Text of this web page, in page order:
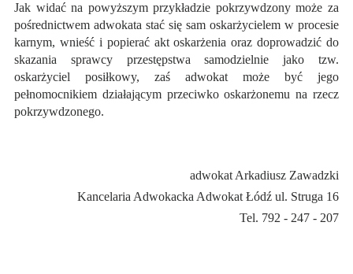
Jak widać na powyższym przykładzie pokrzywdzony może za
pośrednictwem adwokata stać się sam oskarżycielem w procesie
karnym, wnieść i popierać akt oskarżenia oraz doprowadzić do
skazania sprawcy przestępstwa samodzielnie jako tzw.
oskarżyciel posiłkowy, zaś adwokat może być jego
pełnomocnikiem działającym przeciwko oskarżonemu na rzecz
pokrzywdzonego.
adwokat Arkadiusz Zawadzki
Kancelaria Adwokacka Adwokat Łódź ul. Struga 16
Tel. 792 - 247 - 207